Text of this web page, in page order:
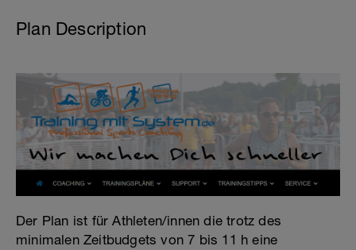
Plan Description
Der Plan ist für Athleten/innen die trotz des
minimalen Zeitbudgets von 7 bis 11 h eine